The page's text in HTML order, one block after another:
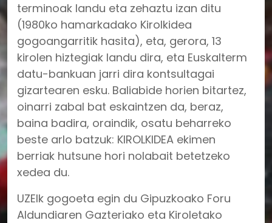
terminoak landu eta zehaztu izan ditu
(1980ko hamarkadako Kirolkidea
gogoangarritik hasita), eta, gerora, 13
kirolen hiztegiak landu dira, eta Euskalterm
datu-bankuan jarri dira kontsultagai
gizartearen esku. Baliabide horien bitartez,
oinarri zabal bat eskaintzen da, beraz,
baina badira, oraindik, osatu beharreko
beste arlo batzuk: KIROLKIDEA ekimen
berriak hutsune hori nolabait betetzeko
xedea du.
UZEIk gogoeta egin du Gipuzkoako Foru
Aldundiaren Gazteriako eta Kiroletako